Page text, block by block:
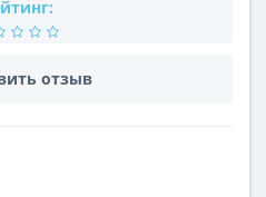
отзыв